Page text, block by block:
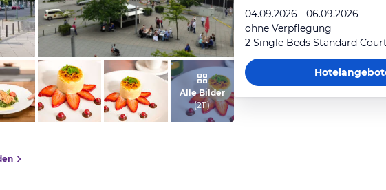
von Tanja, Juli 2017
Alle Bilder
(211)
04.09.2026 - 06.09.2026
ohne Verpflegung
2 Single Beds Standard